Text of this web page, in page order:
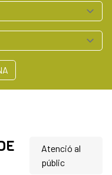
Atenció al
públic
del Baix Empordà